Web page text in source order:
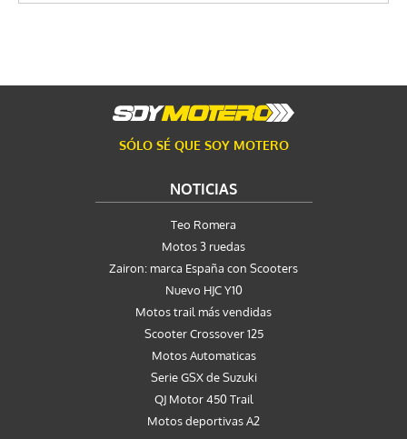
SÓLO SÉ QUE SOY MOTERO
NOTICIAS
Teo Romera
Motos 3 ruedas
Zairon: marca España con Scooters
Nuevo HJC Y10
Motos trail más vendidas
Scooter Crossover 125
Motos Automaticas
Serie GSX de Suzuki
QJ Motor 450 Trail
Motos deportivas A2